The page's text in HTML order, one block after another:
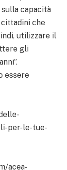
capacità
che
utilizzare il
gli
essere
per-le-tue-
acea-